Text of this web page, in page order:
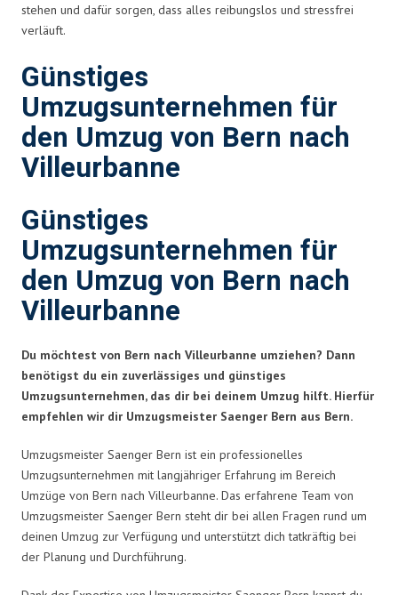
stehen und dafür sorgen, dass alles reibungslos und stressfrei
verläuft.
Günstiges
Umzugsunternehmen für
den Umzug von Bern nach
Villeurbanne
Günstiges
Umzugsunternehmen für
den Umzug von Bern nach
Villeurbanne
Du möchtest von Bern nach Villeurbanne umziehen? Dann
benötigst du ein zuverlässiges und günstiges
Umzugsunternehmen, das dir bei deinem Umzug hilft. Hierfür
empfehlen wir dir Umzugsmeister Saenger Bern aus Bern.
Umzugsmeister Saenger Bern ist ein professionelles
Umzugsunternehmen mit langjähriger Erfahrung im Bereich
Umzüge von Bern nach Villeurbanne. Das erfahrene Team von
Umzugsmeister Saenger Bern steht dir bei allen Fragen rund um
deinen Umzug zur Verfügung und unterstützt dich tatkräftig bei
der Planung und Durchführung.